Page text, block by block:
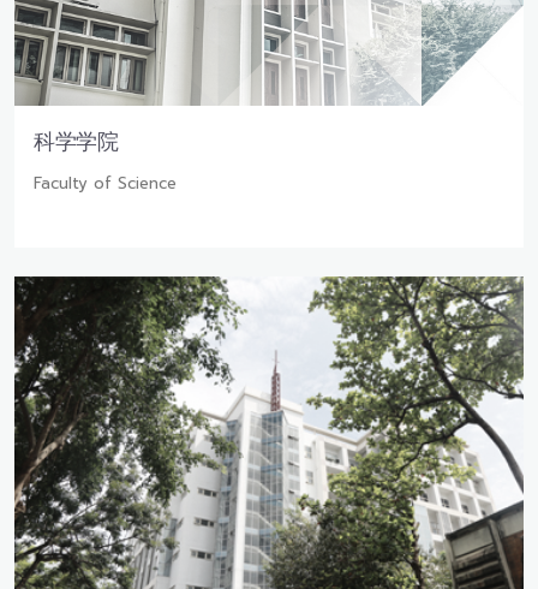
科学学院
Faculty of Science